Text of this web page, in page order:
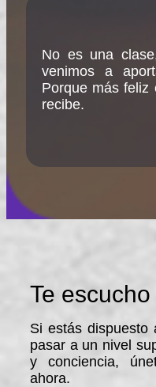
No es una
venimos a
Porque más
recibe.
Te escucho
Si estás dispuesto
pasar a un nivel
y conciencia,
ahora.